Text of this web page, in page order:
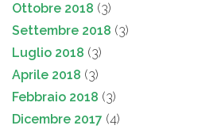
Ottobre 2018 (3)
Settembre 2018 (3)
Luglio 2018 (3)
Aprile 2018 (3)
Febbraio 2018 (3)
Dicembre 2017 (4)